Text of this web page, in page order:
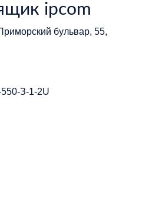
ipcom
бульвар, 55,
З-1-2U